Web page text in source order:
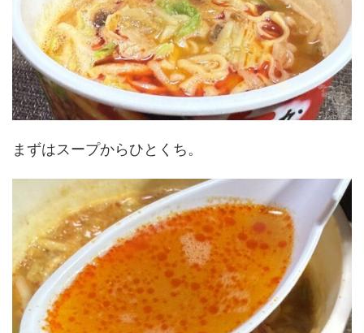
まずはスープからひとくち。